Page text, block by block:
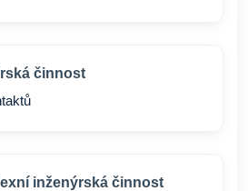
činnost
inženýrská činnost